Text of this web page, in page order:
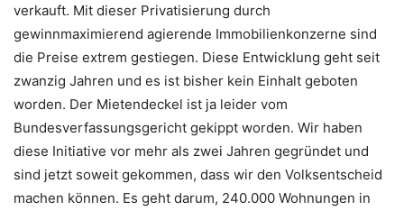
verkauft. Mit dieser Privatisierung durch
gewinnmaximierend agierende Immobilienkonzerne sind
die Preise extrem gestiegen. Diese Entwicklung geht seit
zwanzig Jahren und es ist bisher kein Einhalt geboten
worden. Der Mietendeckel ist ja leider vom
Bundesverfassungsgericht gekippt worden. Wir haben
diese Initiative vor mehr als zwei Jahren gegründet und
sind jetzt soweit gekommen, dass wir den Volksentscheid
machen können. Es geht darum, 240.000 Wohnungen in